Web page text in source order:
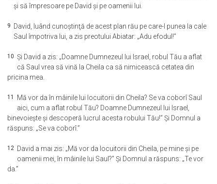
şi să împresoare pe David şi pe oamenii lui.
9 David, luând cunoştinţă de acest plan rău pe care-l punea la cale
Saul împotriva lui, a zis preotului Abiatar: „Adu efodul!”
10 Şi David a zis: „Doamne Dumnezeul lui Israel, robul Tău a aflat
că Saul vrea să vină la Cheila ca să nimicească cetatea din
pricina mea.
11 Mă vor da în mâinile lui locuitorii din Cheila? Se va coborî Saul
aici, cum a aflat robul Tău? Doamne Dumnezeul lui Israel,
binevoieşte şi descoperă lucrul acesta robului Tău!” Şi Domnul a
răspuns: „Se va coborî.”
12 David a mai zis: „Mă vor da locuitorii din Cheila, pe mine şi pe
oamenii mei, în mâinile lui Saul?” Şi Domnul a răspuns: „Te vor
da.”